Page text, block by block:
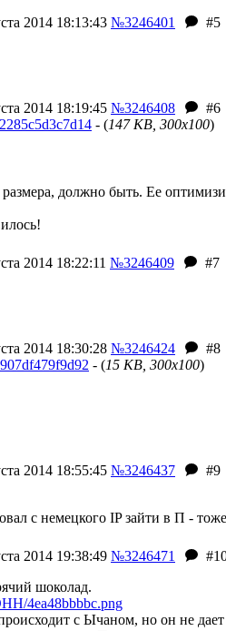
2014 18:13:43 №3246401
#5
2014 18:19:45 №3246408
#6
- (147 KB, 300x100)
должно быть. Ее
2014 18:22:11 №3246409
#7
2014 18:30:28 №3246424
#8
- (15 KB, 300x100)
2014 18:55:45 №3246437
#9
с немецкого IP зайти в П -
2014 19:38:49 №3246471
шоколад.
4ea48bbbbc.png
с Ычаном, но он не